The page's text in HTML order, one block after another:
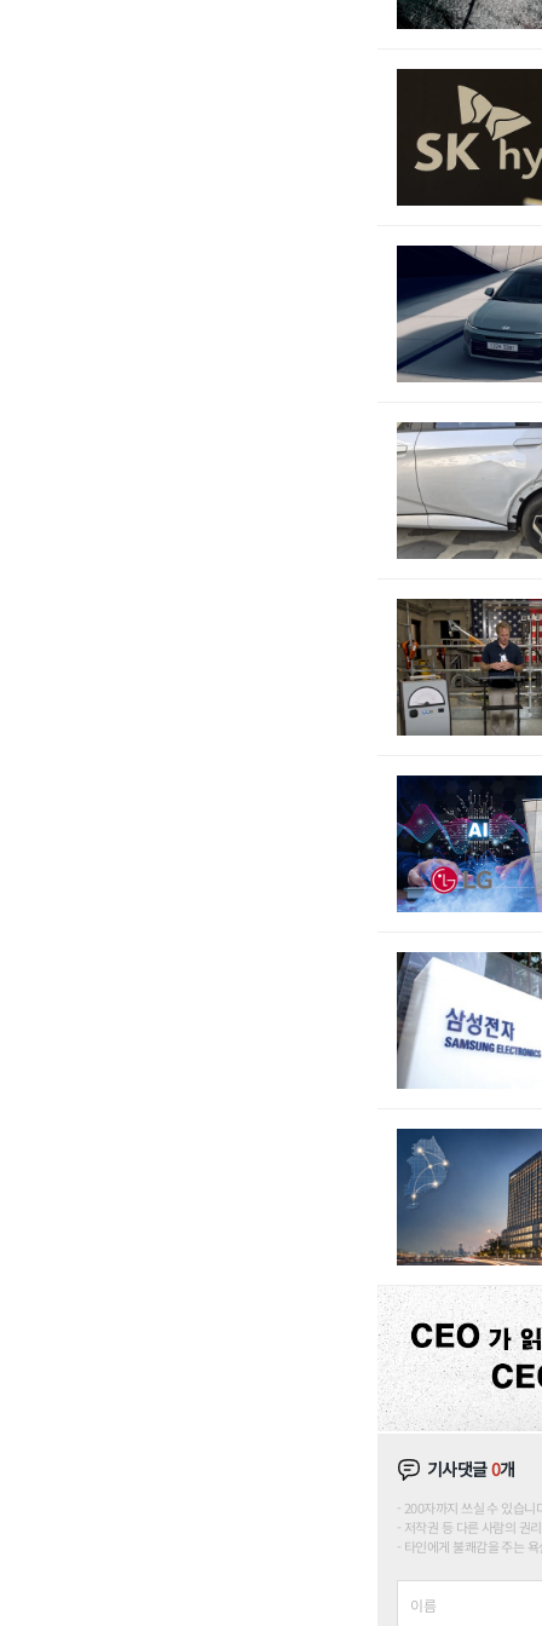
기사댓글0개
200자까지 쓰실 수 있습
저작권 등 다른 사람의 권
타인에게 불쾌감을 주는